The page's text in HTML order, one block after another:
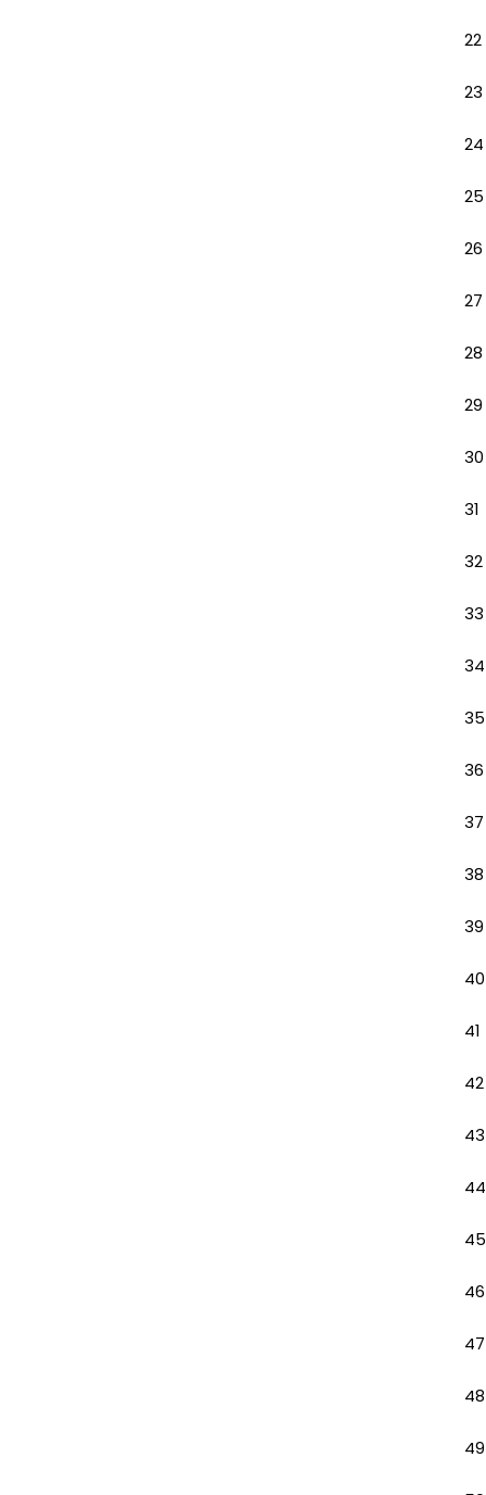
22
23
24
25
26
27
28
29
30
31
32
33
34
35
36
37
38
39
40
41
42
43
44
45
46
47
48
49